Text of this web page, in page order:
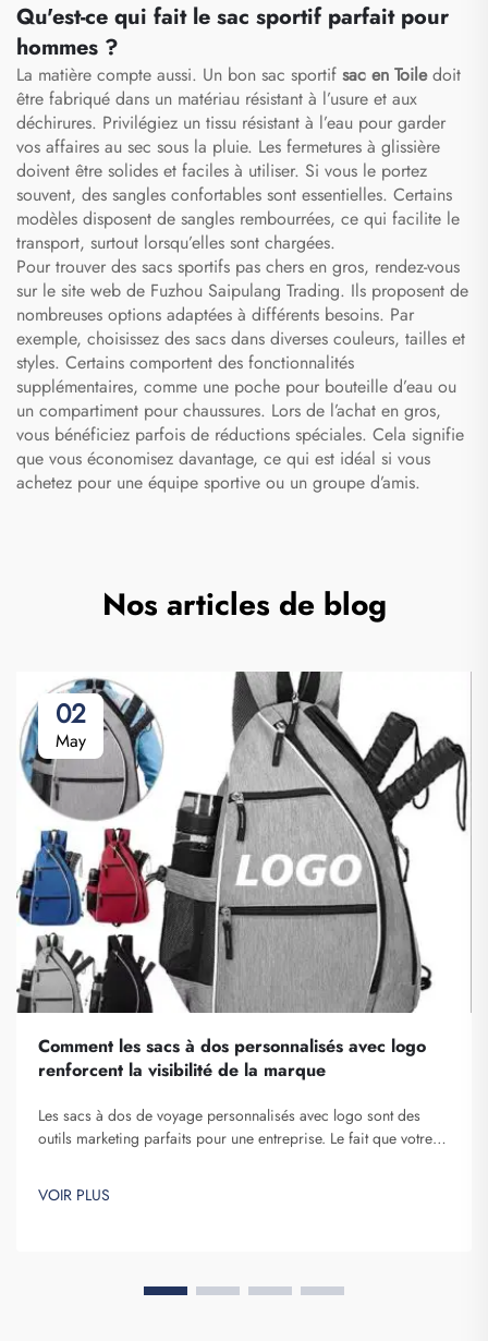
Qu'est-ce qui fait le sac sportif parfait pour
hommes ?
La matière compte aussi. Un bon sac sportif sac en Toiledoit
être fabriqué dans un matériau résistant à l’usure et aux
déchirures. Privilégiez un tissu résistant à l’eau pour garder
vos affaires au sec sous la pluie. Les fermetures à glissière
doivent être solides et faciles à utiliser. Si vous le portez
souvent, des sangles confortables sont essentielles. Certains
modèles disposent de sangles rembourrées, ce qui facilite le
transport, surtout lorsqu’elles sont chargées.
Pour trouver des sacs sportifs pas chers en gros, rendez-vous
sur le site web de Fuzhou Saipulang Trading. Ils proposent de
nombreuses options adaptées à différents besoins. Par
exemple, choisissez des sacs dans diverses couleurs, tailles et
styles. Certains comportent des fonctionnalités
supplémentaires, comme une poche pour bouteille d’eau ou
un compartiment pour chaussures. Lors de l’achat en gros,
vous bénéficiez parfois de réductions spéciales. Cela signifie
que vous économisez davantage, ce qui est idéal si vous
achetez pour une équipe sportive ou un groupe d’amis.
Nos articles de blog
02
May
Comment les sacs à dos personnalisés avec logo
renforcent la visibilité de la marque
Les sacs à dos de voyage personnalisés avec logo sont des
outils marketing parfaits pour une entreprise. Le fait que votre
ne peut être sous-estimé. À chaque fois que la personne qui
porte votre sac à dos sur elle...
VOIR PLUS